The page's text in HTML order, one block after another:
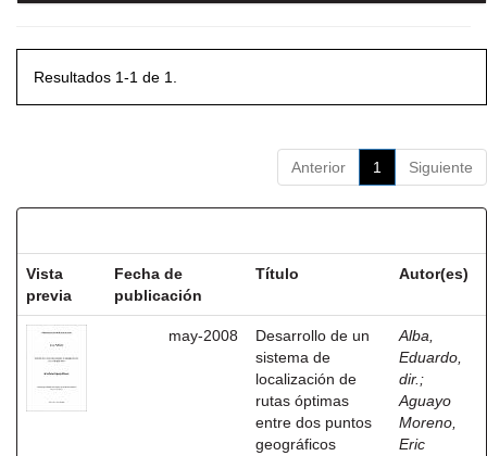
Resultados 1-1 de 1.
Anterior 1 Siguiente
Vista
previa
Fecha de
publicación
Título Autor(es)
may-2008
Desarrollo de un
sistema de
localización de
rutas óptimas
entre dos puntos
geográficos
Alba,
Eduardo,
dir. ;
Aguayo
Moreno,
Eric